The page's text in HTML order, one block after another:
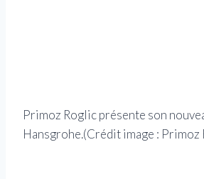
Primoz Roglic présente son
Hansgrohe.(Crédit image :